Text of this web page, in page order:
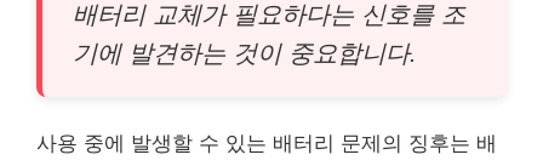
배터리 교체가 필요하다는 신호를 조
기에 발견하는 것이 중요합니다.
사용 중에 발생할 수 있는 배터리 문제의 징후는 배